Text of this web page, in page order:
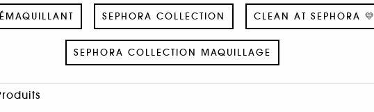
SEPHORA COLLECTION CLEAN AT SEPHORA 💛
SEPHORA COLLECTION MAQUILLAGE